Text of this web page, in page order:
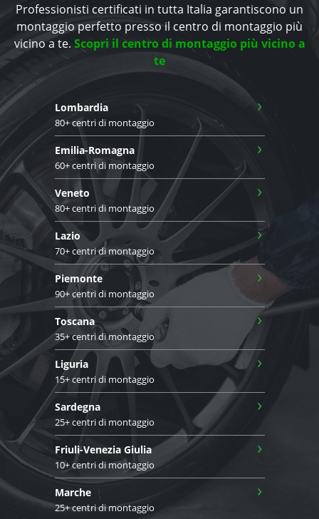
Professionisti certificati in tutta Italia garantiscono un
montaggio perfetto presso il centro di montaggio più
vicino a te. Scopri il centro di montaggio più vicino a
te
Lombardia
80+ centri di montaggio
›
Emilia-Romagna
60+ centri di montaggio
›
Veneto
80+ centri di montaggio
›
Lazio
70+ centri di montaggio
›
Piemonte
90+ centri di montaggio
›
Toscana
35+ centri di montaggio
›
Liguria
15+ centri di montaggio
›
Sardegna
25+ centri di montaggio
›
Friuli-Venezia Giulia
10+ centri di montaggio
›
Marche
25+ centri di montaggio
›